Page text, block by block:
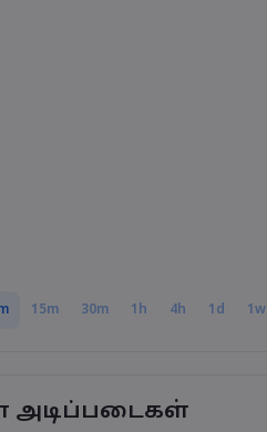
15m 30m 1h 4h 1d 1w
அடிப்படைகள்